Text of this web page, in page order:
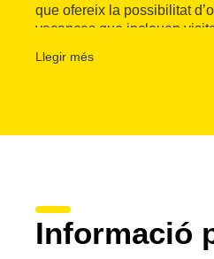
que ofereix la possibilitat
vacances que inclouen
naturals. A més, disposen
Llegir més
Informació